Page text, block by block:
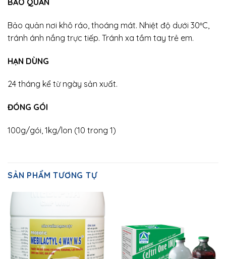
BẢO QUẢN
Bảo quản nơi khô ráo, thoáng mát. Nhiệt độ dưới 30ºC,
tránh ánh nắng trực tiếp. Tránh xa tầm tay trẻ em.
HẠN DÙNG
24 tháng kể từ ngày sản xuất.
ĐÓNG GÓI
100g/gói, 1kg/lon (10 trong 1)
SẢN PHẨM TƯƠNG TỰ